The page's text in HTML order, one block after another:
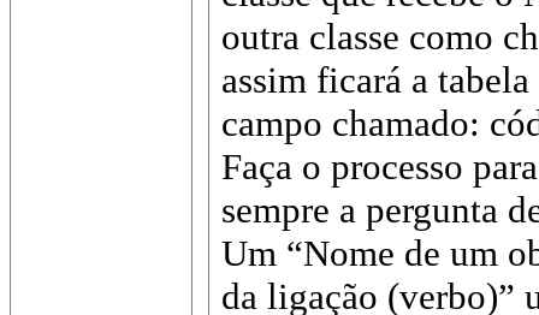
outra classe como
assim ficará a
campo chamado:
Faça o processo
sempre a pergunta
Um “Nome de um
da ligação (verbo)”